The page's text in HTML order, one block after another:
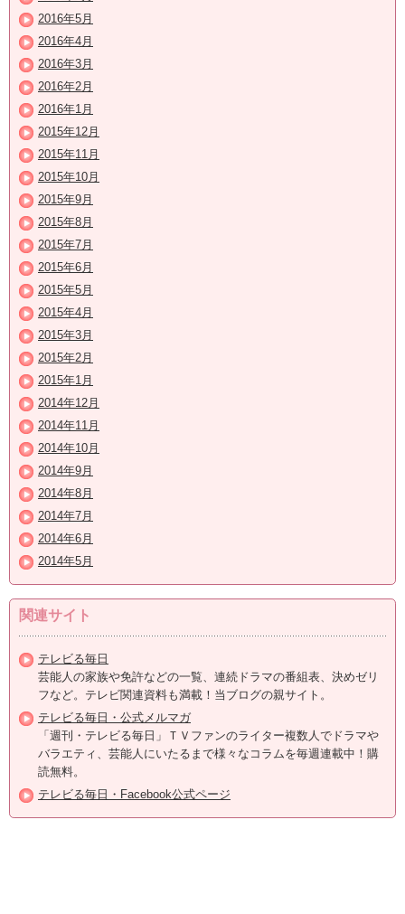
2016年5月
2016年4月
2016年3月
2016年2月
2016年1月
2015年12月
2015年11月
2015年10月
2015年9月
2015年8月
2015年7月
2015年6月
2015年5月
2015年4月
2015年3月
2015年2月
2015年1月
2014年12月
2014年11月
2014年10月
2014年9月
2014年8月
2014年7月
2014年6月
2014年5月
関連サイト
テレビる毎日
芸能人の家族や免許などの一覧、連続ドラマの番組表、決めゼリ
フなど。テレビ関連資料も満載！当ブログの親サイト。
テレビる毎日・公式メルマガ
「週刊・テレビる毎日」ＴＶファンのライター複数人でドラマや
バラエティ、芸能人にいたるまで様々なコラムを毎週連載中！購
読無料。
テレビる毎日・Facebook公式ページ